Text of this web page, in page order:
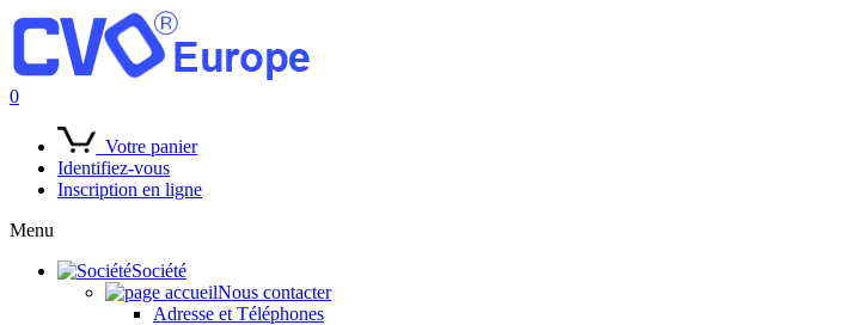
0
Votre panier
Identifiez-vous
Inscription en ligne
Menu
Société
Nous contacter
Adresse et Téléphones